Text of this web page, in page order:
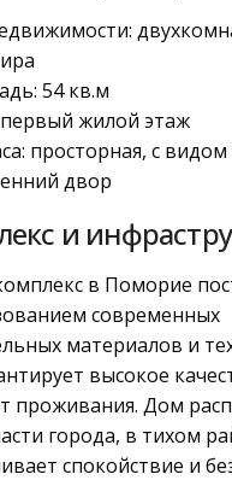
54 кв.м
жилой этаж
просторная, с видом
двор
и
в Поморие
современных
материалов и
высокое
проживания. Дом
города, в тихом
спокойствие и